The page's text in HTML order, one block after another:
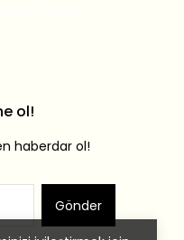
ol!
haberdar ol!
Gönder